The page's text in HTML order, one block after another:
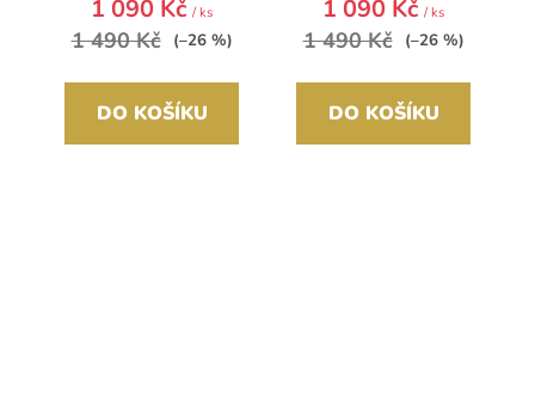
1 090 Kč / ks
1 490 Kč (–26 %)
DO KOŠÍKU
1 090 Kč / ks
1 490 Kč (–26 %)
DO KOŠÍKU